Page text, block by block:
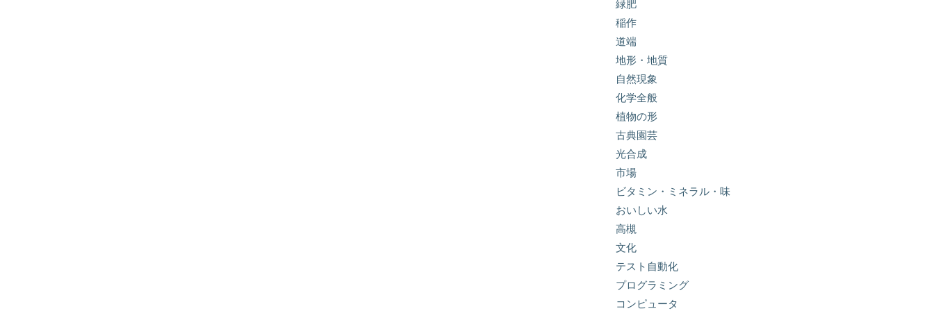
緑肥
稲作
道端
地形・地質
自然現象
化学全般
植物の形
古典園芸
光合成
市場
ビタミン・ミネラル・味
おいしい水
高槻
文化
テスト自動化
プログラミング
コンピュータ